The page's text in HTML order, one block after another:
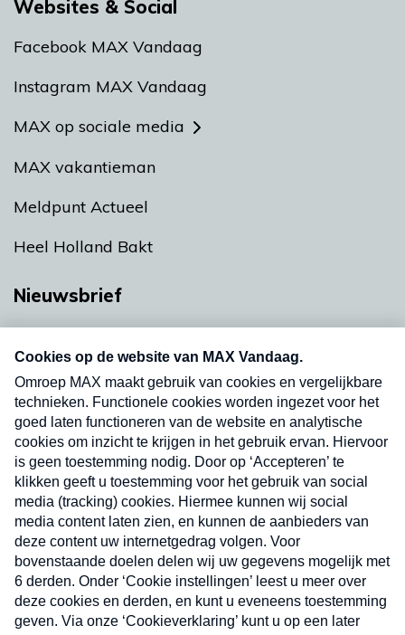
Websites & Social
Facebook MAX Vandaag
Instagram MAX Vandaag
MAX op sociale media
MAX vakantieman
Meldpunt Actueel
Heel Holland Bakt
Nieuwsbrief
nieuwsbrief. Elke vrijdag- en dinsdagochtend in
uw mailbox.
Verzend
Nieuwsbrief